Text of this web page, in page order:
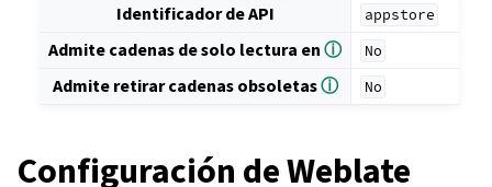
Identificador de API appstore
Admite cadenas de solo lectura enⓘ No
Admite retirar cadenas obsoletasⓘ No
Configuración de Weblate